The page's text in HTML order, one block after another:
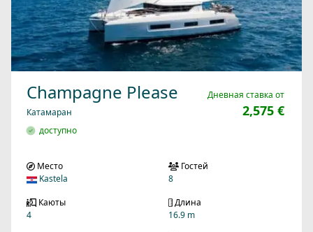
Champagne Please
Катамаран
доступно
Дневная ставка от
2,575 €
Место
Kastela
Гостей
8
Каюты
4
Длина
16.9 m